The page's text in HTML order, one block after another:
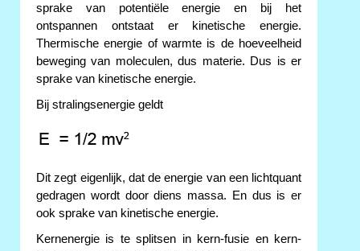
sprake van potentiële energie en bij het
ontspannen ontstaat er kinetische energie.
Thermische energie of warmte is de hoeveelheid
beweging van moleculen, dus materie. Dus is er
sprake van kinetische energie.
Bij stralingsenergie geldt
Dit zegt eigenlijk, dat de energie van een lichtquant
gedragen wordt door diens massa. En dus is er
ook sprake van kinetische energie.
Kernenergie is te splitsen in kern-fusie en kern-